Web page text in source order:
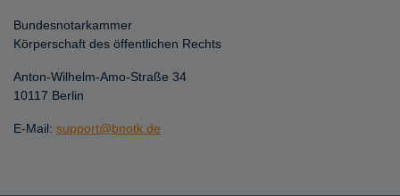
Bundesnotarkammer
Körperschaft des öffentlichen Rechts
Anton-Wilhelm-Amo-Straße 34
10117 Berlin
E-Mail: support@bnotk.de